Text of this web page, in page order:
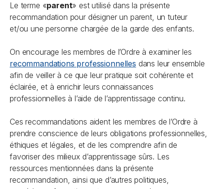
Le terme «parent» est utilisé dans la présente
recommandation pour désigner un parent, un tuteur
et/ou une personne chargée de la garde des enfants.
On encourage les membres de l’Ordre à examiner les
recommandations professionnelles dans leur ensemble
afin de veiller à ce que leur pratique soit cohérente et
éclairée, et à enrichir leurs connaissances
professionnelles à l’aide de l’apprentissage continu.
Ces recommandations aident les membres de l’Ordre à
prendre conscience de leurs obligations professionnelles,
éthiques et légales, et de les comprendre afin de
favoriser des milieux d’apprentissage sûrs. Les
ressources mentionnées dans la présente
recommandation, ainsi que d’autres politiques,